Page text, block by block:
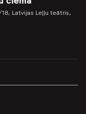
Latvijas Leļļu teātris,